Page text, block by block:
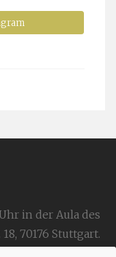
in der Aula des
70176 Stuttgart.